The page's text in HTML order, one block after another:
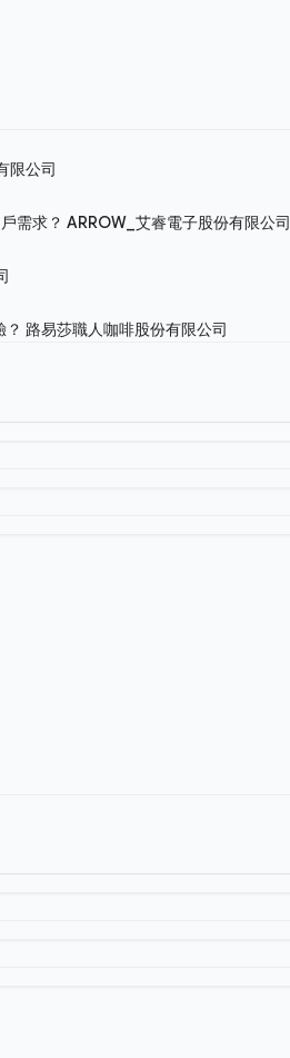
限公司
需求？ ARROW_艾睿電子股份有限公司
？ 路易莎職人咖啡股份有限公司